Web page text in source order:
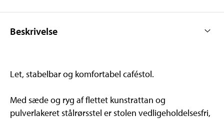
Beskrivelse
Let, stabelbar og komfortabel caféstol.
Med sæde og ryg af flettet kunstrattan og
pulverlakeret stålrørsstel er stolen vedligeholdelsesfri,